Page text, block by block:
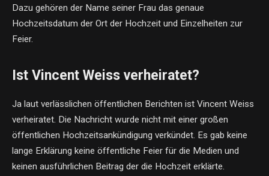
Dazu gehören der Name seiner Frau das genaue
Hochzeitsdatum der Ort der Hochzeit und Einzelheiten zur
Feier.
Ist Vincent Weiss verheiratet?
Ja laut verlässlichen öffentlichen Berichten ist Vincent Weiss
verheiratet. Die Nachricht wurde nicht mit einer großen
öffentlichen Hochzeitsankündigung verkündet. Es gab keine
lange Erklärung keine öffentliche Feier für die Medien und
keinen ausführlichen Beitrag der die Hochzeit erklärte.